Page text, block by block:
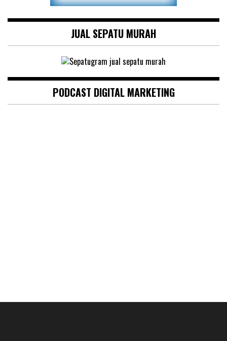
JUAL SEPATU MURAH
PODCAST DIGITAL MARKETING